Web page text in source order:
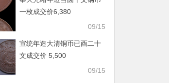
一枚成交价6,380
09/15
宣统年造大清铜币已酉二十
文成交价 5,500
09/15